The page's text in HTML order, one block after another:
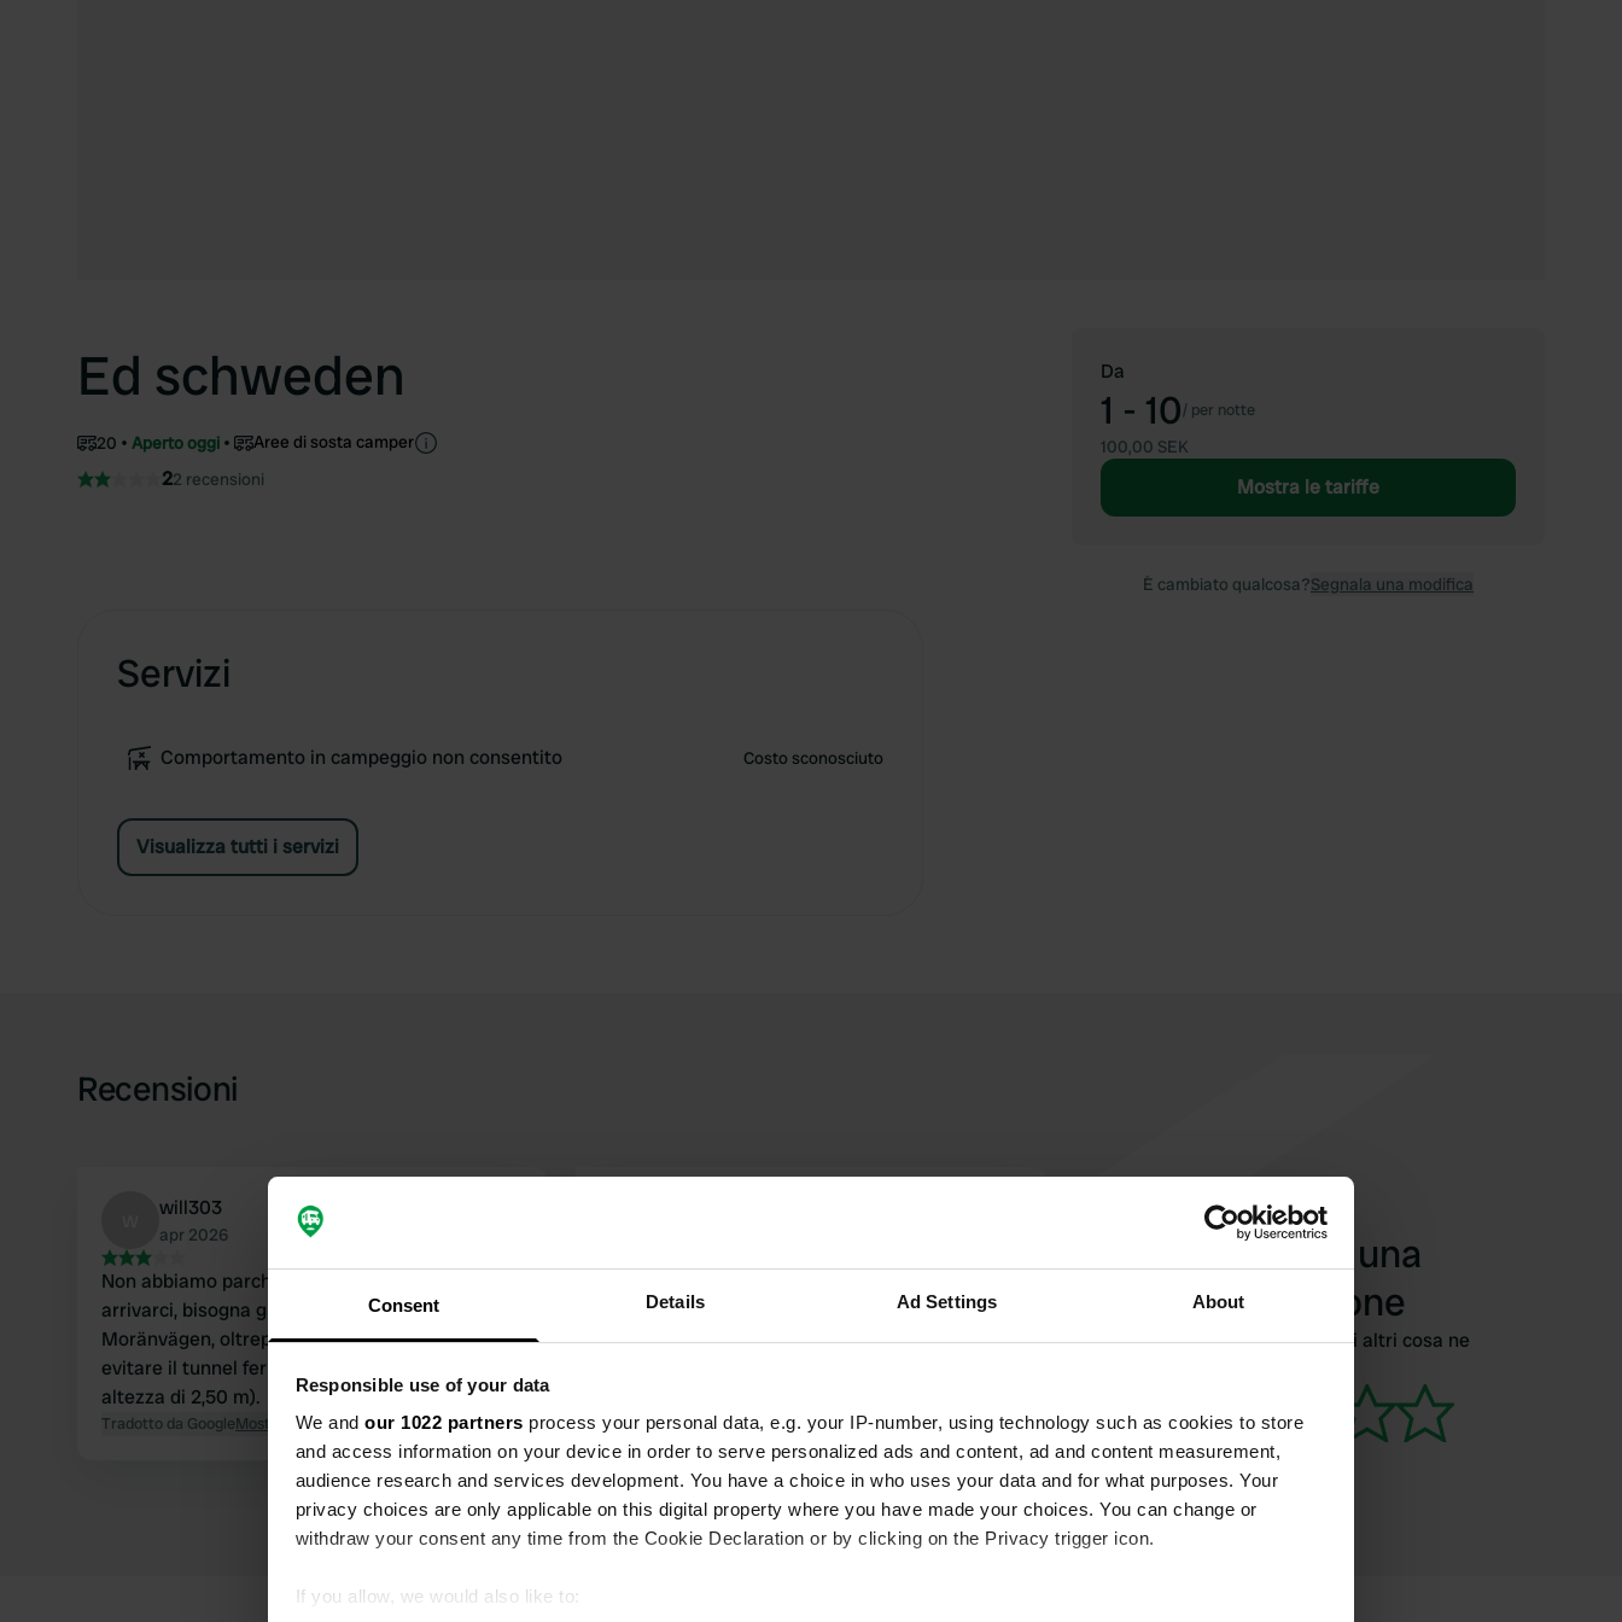
Consent Details Ad Settings About
Responsible use of your data
We and our 1022 partners process your personal data, e.g. your IP-number, using technology such as cookies to store
and access information on your device in order to serve personalized ads and content, ad and content measurement,
audience research and services development. You have a choice in who uses your data and for what purposes. Your
privacy choices are only applicable on this digital property where you have made your choices. You can change or
withdraw your consent any time from the Cookie Declaration or by clicking on the Privacy trigger icon.
If you allow, we would also like to:
Ed schweden
20 Aperto oggi Aree di sosta camper
22 recensioni
Servizi
Comportamento in campeggio non consentito Costo sconosciuto
Visualizza tutti i servizi
Da
1 - 10/ per notte
100,00 SEK
Mostra le tariffe
È cambiato qualcosa?Segnala una modifica
Recensioni
will303
apr 2026
Non abbiamo parcheggiato qui, ma... per
arrivarci, bisogna guidare attraverso Norra
Moränvägen, oltrepassando la stazione, per
evitare il tunnel ferroviario basso (limite di
altezza di 2,50 m).
Tradotto da GoogleMostra originale
viadotto alto 2,5 metri. Un camper non ci passa
sotto. Quindi siamo tornati a Ed Badplats.
Aggiungi una
recensione
Siete stati qui? Dite agli altri cosa ne